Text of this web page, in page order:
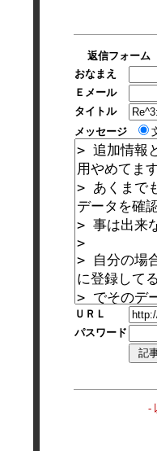
返信フォーム
おなまえ
Ｅメール
タイトル
メッセージ
ＵＲＬ
パスワード
-